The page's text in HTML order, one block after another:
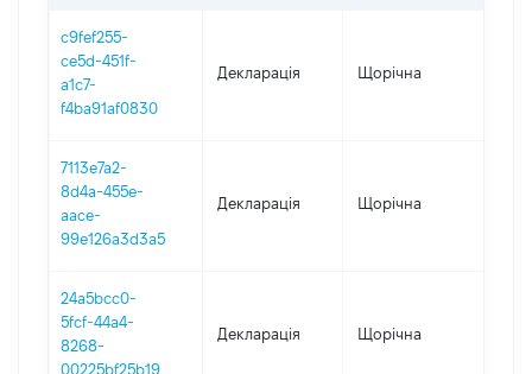
c9fef255-
ce5d-451f-
a1c7-
f4ba91af0830
Декларація Щорічна
7113e7a2-
8d4a-455e-
aace-
99e126a3d3a5
Декларація Щорічна
24a5bcc0-
5fcf-44a4-
8268-
00225bf25b19
Декларація Щорічна